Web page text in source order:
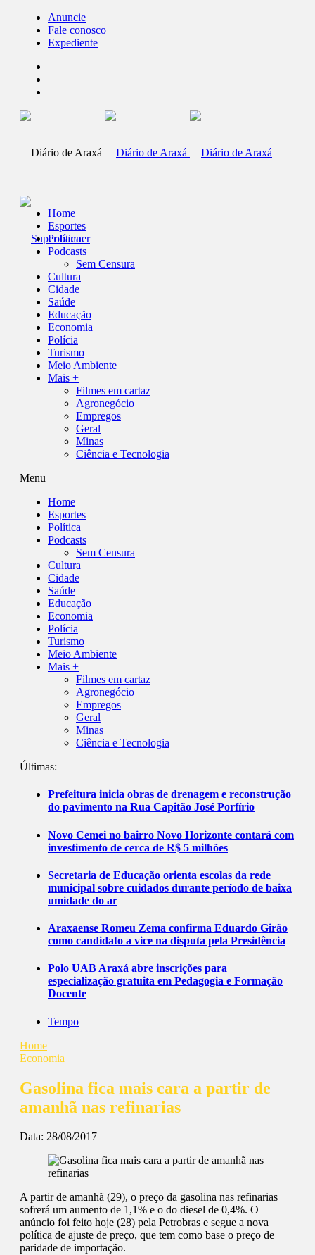
Anuncie
Fale conosco
Expediente
Home
Esportes
Política
Podcasts
Sem Censura
Cultura
Cidade
Saúde
Educação
Economia
Polícia
Turismo
Meio Ambiente
Mais +
Filmes em cartaz
Agronegócio
Empregos
Geral
Minas
Ciência e Tecnologia
Menu
Home
Esportes
Política
Podcasts
Sem Censura
Cultura
Cidade
Saúde
Educação
Economia
Polícia
Turismo
Meio Ambiente
Mais +
Filmes em cartaz
Agronegócio
Empregos
Geral
Minas
Ciência e Tecnologia
Últimas:
Prefeitura inicia obras de drenagem e reconstrução
do pavimento na Rua Capitão José Porfírio
Novo Cemei no bairro Novo Horizonte contará com
investimento de cerca de R$ 5 milhões
Secretaria de Educação orienta escolas da rede
municipal sobre cuidados durante período de baixa
umidade do ar
Araxaense Romeu Zema confirma Eduardo Girão
como candidato a vice na disputa pela Presidência
Polo UAB Araxá abre inscrições para
especialização gratuita em Pedagogia e Formação
Docente
Tempo
Home
Economia
Gasolina fica mais cara a partir de
amanhã nas refinarias
Data: 28/08/2017
A partir de amanhã (29), o preço da gasolina nas refinarias
sofrerá um aumento de 1,1% e o do diesel de 0,4%. O
anúncio foi feito hoje (28) pela Petrobras e segue a nova
política de ajuste de preço, que tem como base o preço de
paridade de importação.